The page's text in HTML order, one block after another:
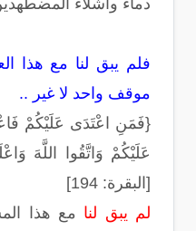
دماء وأشلاء
فلم يبق لنا مع هذا
موقف واحد لا غير ..
{فَمَنِ اعْتَدَى عَلَيْكُمْ
عَلَيْكُمْ وَاتَّقُوا اللَّهَ
[البقرة: 194]
لم يبق لنا مع هذا